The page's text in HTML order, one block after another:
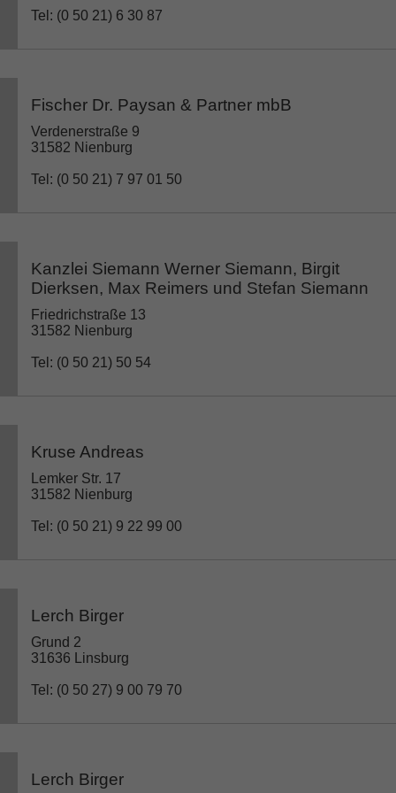
Tel: (0 50 21) 6 30 87
Fischer Dr. Paysan & Partner mbB
Verdenerstraße 9
31582 Nienburg
Tel: (0 50 21) 7 97 01 50
Kanzlei Siemann Werner Siemann, Birgit
Dierksen, Max Reimers und Stefan Siemann
Friedrichstraße 13
31582 Nienburg
Tel: (0 50 21) 50 54
Kruse Andreas
Lemker Str. 17
31582 Nienburg
Tel: (0 50 21) 9 22 99 00
Lerch Birger
Grund 2
31636 Linsburg
Tel: (0 50 27) 9 00 79 70
Lerch Birger